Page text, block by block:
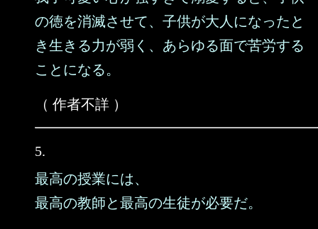
の徳を消滅させて、子供が大人になったと
き生きる力が弱く、あらゆる面で苦労する
ことになる。
（ 作者不詳 ）
5.
最高の授業には、
最高の教師と最高の生徒が必要だ。